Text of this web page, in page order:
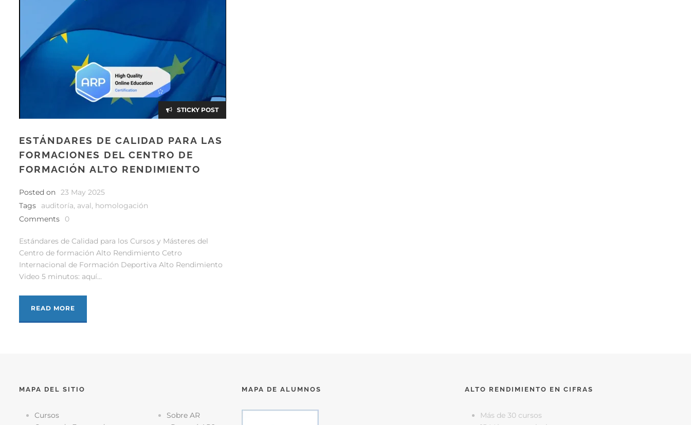
STICKY POST
ESTÁNDARES DE CALIDAD PARA LAS
FORMACIONES DEL CENTRO DE
FORMACIÓN ALTO RENDIMIENTO
Posted on 23 May 2025
Tags
auditoría, aval, homologación
Comments
0
Estándares de Calidad para los Cursos y Másteres del
Centro de formación Alto Rendimiento Cetro
Internacional de Formación Deportiva Alto Rendimiento
Video 5 minutos: aquí...
READ MORE
MAPA DEL SITIO
Cursos
Sobre AR
MAPA DE ALUMNOS ALTO RENDIMIENTO EN CIFRAS
Más de 30 cursos